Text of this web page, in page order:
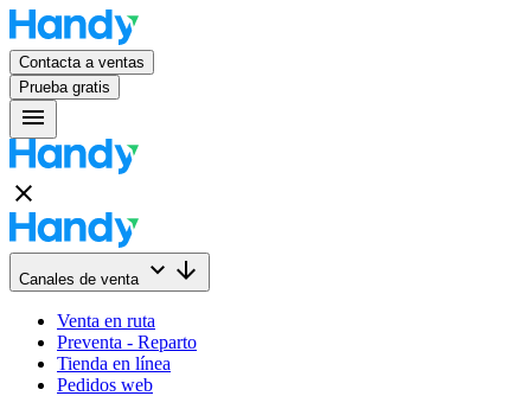
Contacta a ventas
Prueba gratis
menu
close
Canales de venta keyboard_arrow_down arrow_downward
Venta en ruta
Preventa - Reparto
Tienda en línea
Pedidos web